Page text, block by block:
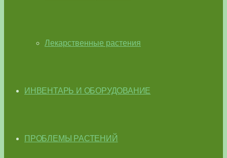
Лекарственные растения
ИНВЕНТАРЬ И ОБОРУДОВАНИЕ
ПРОБЛЕМЫ РАСТЕНИЙ